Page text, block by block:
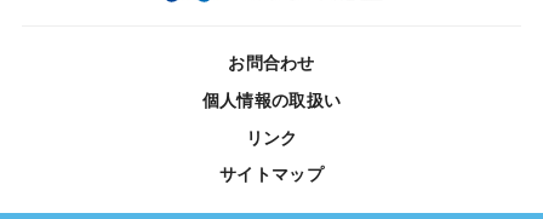
お問合わせ
個人情報の取扱い
リンク
サイトマップ